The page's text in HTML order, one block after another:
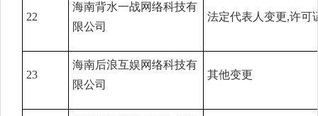
22
海南背水一战网络科技有
限公司
法定代表人变更,许可
23
海南后浪互娱网络科技有
限公司
其他变更